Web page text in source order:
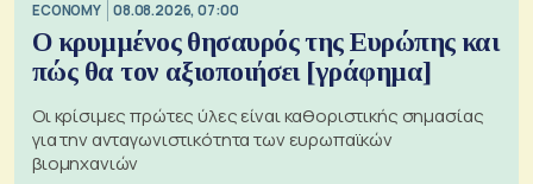
ECONOMY 08.08.2026, 07:00
Ο κρυμμένος θησαυρός της Ευρώπης και
πώς θα τον αξιοποιήσει [γράφημα]
Οι κρίσιμες πρώτες ύλες είναι καθοριστικής σημασίας
για την ανταγωνιστικότητα των ευρωπαϊκών
βιομηχανιών